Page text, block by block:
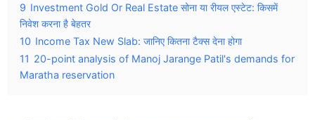
9 Investment Gold Or Real Estate सोना या रीयल एस्टेट: किसमें
निवेश करना है बेहतर
10 Income Tax New Slab: जानिए कितना टैक्स देना होगा
11 20-point analysis of Manoj Jarange Patil's demands for
Maratha reservation